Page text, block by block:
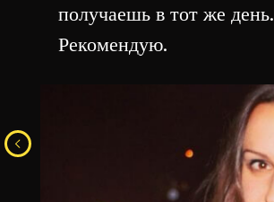
получаешь в тот же день.
Рекомендую.